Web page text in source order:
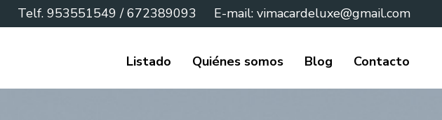
Telf. 953551549 / 672389093 E-mail: vimacardeluxe@gmail.com
Listado Quiénes somos Blog Contacto